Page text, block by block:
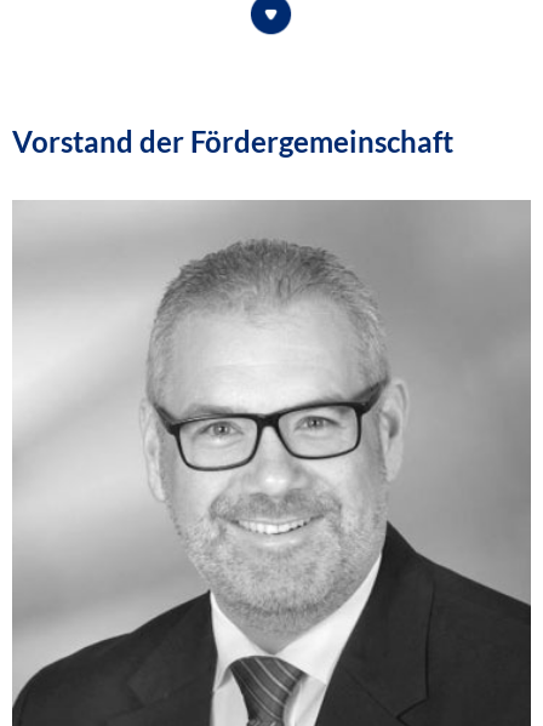
Vorstand der Fördergemeinschaft